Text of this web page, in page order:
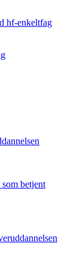
hf-enkeltfag
betjent